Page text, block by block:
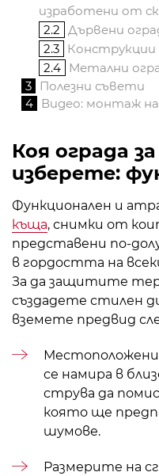
изработени от
2.2
Дървени
2.3
2.4 Метални
3 Полезни съвети
4 Видео: монтаж
Коя ограда
изберете:
Функционален и
къща, снимки от
представени по-
в гордостта на
За да защитите
създадете стилен
вземете предвид
се намира в
струва да
която ще
шумове.
Размерите на